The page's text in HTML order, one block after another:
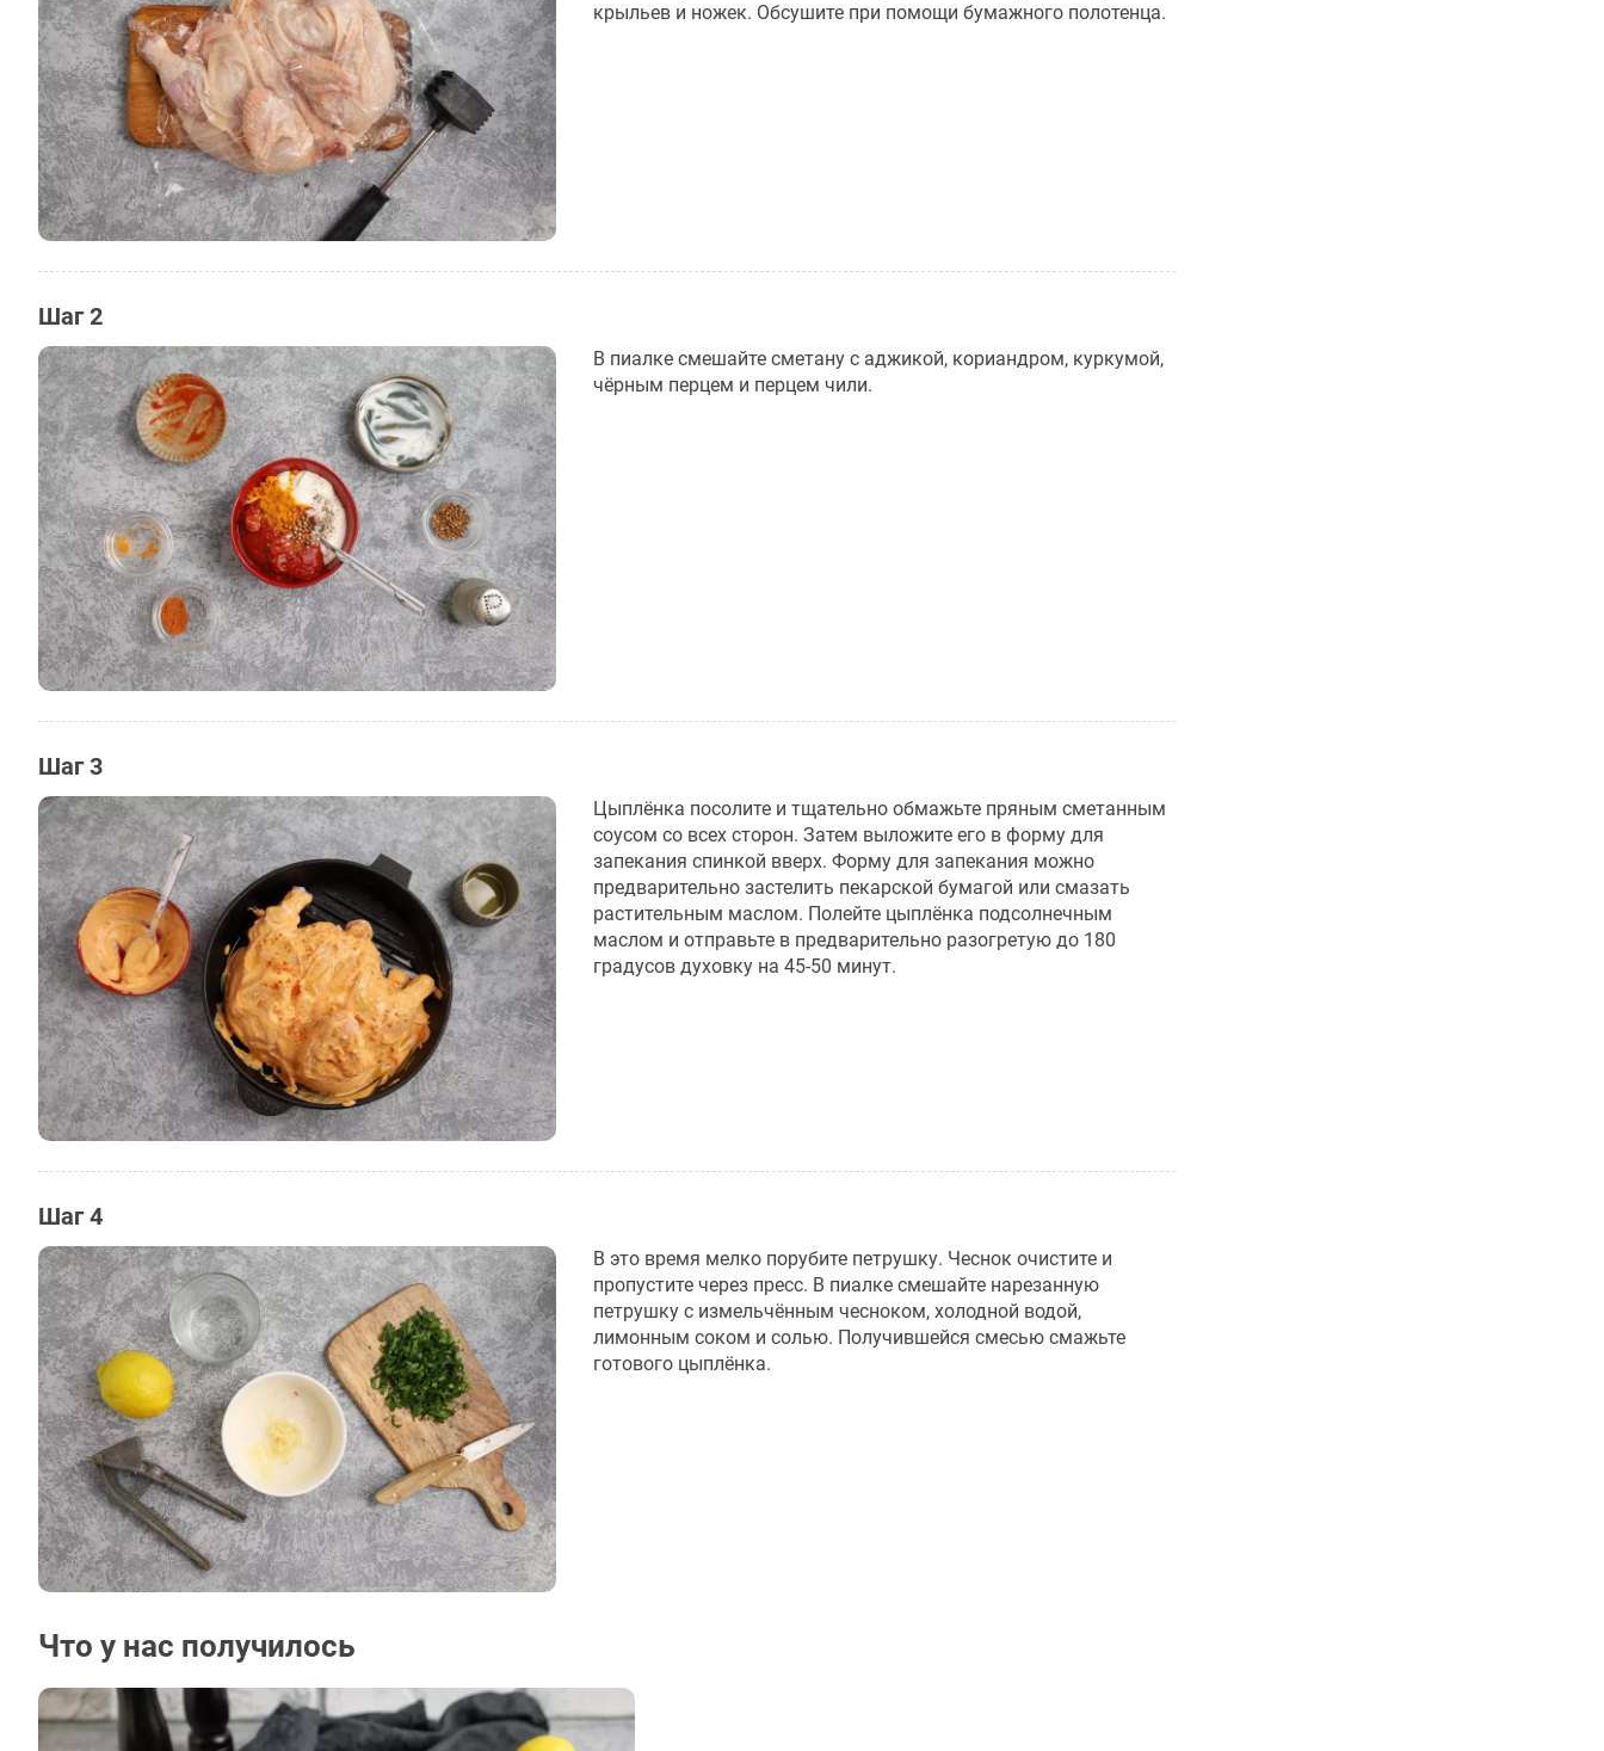
крыльев и ножек. Обсушите при помощи бумажного полотенца.
Шаг 2
В пиалке смешайте сметану с аджикой, кориандром, куркумой,
чёрным перцем и перцем чили.
Шаг 3
Цыплёнка посолите и тщательно обмажьте пряным сметанным
соусом со всех сторон. Затем выложите его в форму для
запекания спинкой вверх. Форму для запекания можно
предварительно застелить пекарской бумагой или смазать
растительным маслом. Полейте цыплёнка подсолнечным
маслом и отправьте в предварительно разогретую до 180
градусов духовку на 45-50 минут.
Шаг 4
В это время мелко порубите петрушку. Чеснок очистите и
пропустите через пресс. В пиалке смешайте нарезанную
петрушку с измельчённым чесноком, холодной водой,
лимонным соком и солью. Получившейся смесью смажьте
готового цыплёнка.
Что у нас получилось